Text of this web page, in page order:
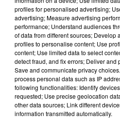
Une cellule psychologique
lundi au lycée Saint-Paul de
l’adolescent.
FIL D'ACTUS
profiles for personalised advertising;
advertising; Measure advertising
performance; Understand audiences
of data from different sources; Develop
profiles to personalise content; Use
content; Use limited data to select
detect fraud, and fix errors; Deliver
Save and communicate privacy
process personal data such as IP
following functionalities: Identify
requested; Use precise geolocation
other data sources; Link different
information transmitted automatically.